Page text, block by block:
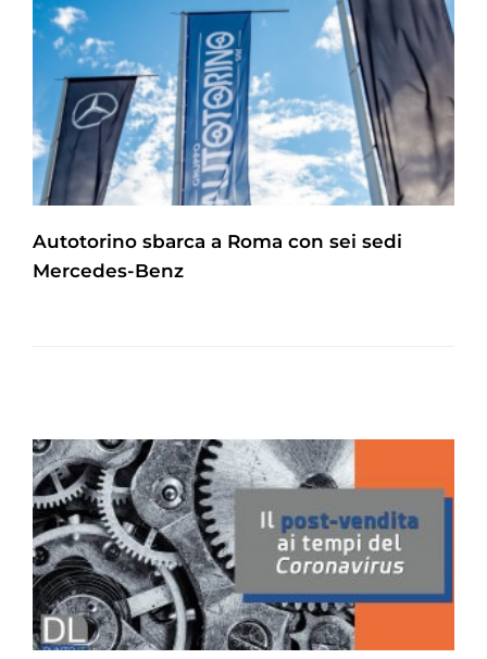
Autotorino sbarca a Roma con sei sedi
Mercedes-Benz